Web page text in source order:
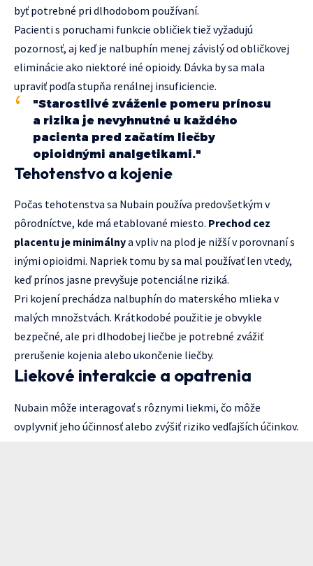
byť potrebné pri dlhodobom používaní.
Pacienti s poruchami funkcie obličiek tiež vyžadujú
pozornosť, aj keď je nalbuphín menej závislý od obličkovej
eliminácie ako niektoré iné opioidy. Dávka by sa mala
upraviť podľa stupňa renálnej insuficiencie.
"Starostlivé zváženie pomeru prínosu
a rizika je nevyhnutné u každého
pacienta pred začatím liečby
opioidnými analgetikami."
Tehotenstvo a kojenie
Počas tehotenstva sa Nubain používa predovšetkým v
pôrodníctve, kde má etablované miesto. Prechod cez
placentu je minimálnya vpliv na plod je nižší v porovnaní s
inými opioidmi. Napriek tomu by sa mal používať len vtedy,
keď prínos jasne prevyšuje potenciálne riziká.
Pri kojení prechádza nalbuphín do materského mlieka v
malých množstvách. Krátkodobé použitie je obvykle
bezpečné, ale pri dlhodobej liečbe je potrebné zvážiť
prerušenie kojenia alebo ukončenie liečby.
Liekové interakcie a opatrenia
Nubain môže interagovať s rôznymi liekmi, čo môže
ovplyvniť jeho účinnosť alebo zvýšiť riziko vedľajších účinkov.